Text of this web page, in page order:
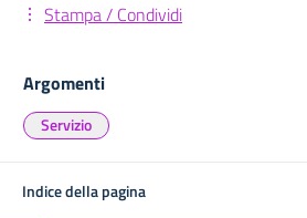
Stampa / Condividi
Argomenti
Servizio
Indice della pagina